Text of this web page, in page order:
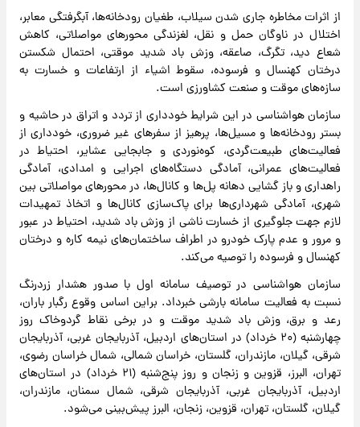
از اثرات مخاطره جاری شدن سیلاب، طغیان رودخانه‌ها، آبگرفتگی معابر،
اختلال در ناوگان حمل و نقل، لغزندگی محورهای مواصلاتی، کاهش
شعاع دید، تگرگ، صاعقه، وزش باد شدید موقتی، احتمال شکستن
درختان کهنسال و فرسوده، سقوط اشیاء از ارتفاعات و خسارت به
سازه‌های موقت و صنعت کشاورزی است.
سازمان هواشناسی در این شرایط خودداری از تردد و اتراق در حاشیه و
بستر رودخانه‌ها و مسیل‌ها، پرهیز از سفرهای غیر ضروری، خودداری از
فعالیت‌های طبیعت‌گردی، کوه‌نوردی و جابجایی عشایر، احتیاط در
فعالیت‌های عمرانی، آمادگی دستگاه‌های اجرایی و امدادی، آمادگی
راهداری و باز گشایی دهانه پل‌ها و کانال‌ها، در محورهای مواصلاتی بین
شهری، آمادگی شهرداری‌ها برای پاک‌سازی کانال‌ها و اتخاذ تمهیدات
لازم جهت جلوگیری از خسارت ناشی از وزش باد شدید، احتیاط در عبور
و مرور و عدم پارک خودرو در اطراف ساختمان‌های نیمه کاره و درختان
کهنسال و فرسوده را توصیه می‌کند.
سازمان هواشناسی در توصیف سامانه اول با صدور هشدار زردرنگ
نسبت به فعالیت سامانه بارشی خبرداد. براین اساس وقوع رگبار باران،
رعد و برق، وزش باد شدید موقت و در برخی نقاط گردوخاک روز
چهارشنبه (۲۰ خرداد) در استان‌های اردبیل، آذربایجان غربی، آذربایجان
شرقی، گیلان، مازندران، گلستان، خراسان شمالی، شمال خراسان رضوی،
تهران، البرز، قزوین و زنجان و روز پنج‌شنبه (۲۱ خرداد) در استان‌های
اردبیل، آذربایجان غربی، آذربایجان شرقی، شمال سمنان، مازندران،
گیلان، گلستان، تهران، قزوین، زنجان، البرز پیش‌بینی می‌شود.